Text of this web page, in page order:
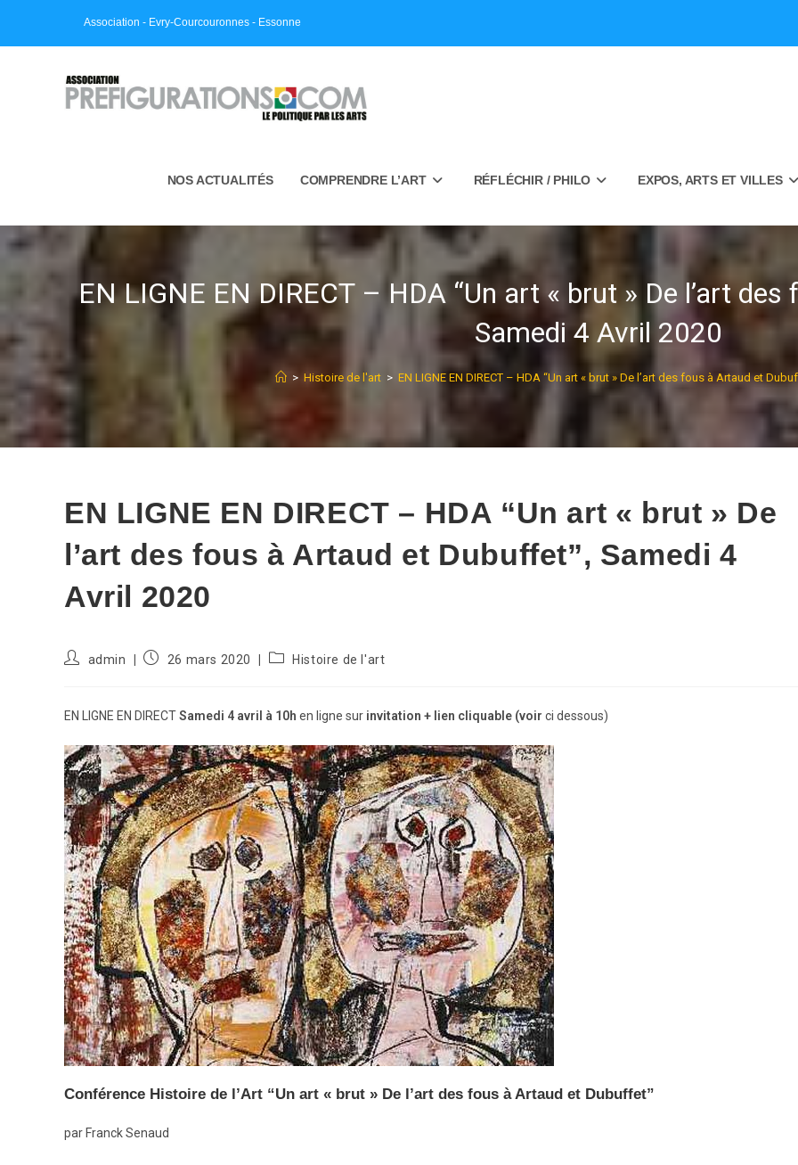
Association - Evry-Courcouronnes - Essonne
NOS ACTUALITÉS COMPRENDRE L’ART RÉFLÉCHIR / PHILO EXPOS, ARTS ET VILLES
EN LIGNE EN DIRECT – HDA “Un art « brut » De l’art
Samedi 4 Avril 2020
> Histoire de l'art > EN LIGNE EN DIRECT – HDA “Un art « brut » De l’art des fous à Artaud et
EN LIGNE EN DIRECT – HDA “Un art « brut » De
l’art des fous à Artaud et Dubuffet”, Samedi 4
Avril 2020
Auteur/autrice
publication :
admin
Publication
26 mars 2020
PostHistoire de l'art
EN LIGNE EN DIRECTSamedi 4 avril à 10h en ligne sur invitation + lien cliquable (voir ci dessous)
Conférence Histoire de l’Art “Un art « brut » De l’art des fous à Artaud et Dubuffet”
par Franck Senaud